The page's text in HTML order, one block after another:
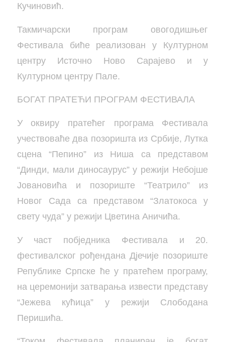
Кучиновић.
Такмичарски програм овогодишњег
Фестивала биће реализован у Културном
центру Источно Ново Сарајево и у
Културном центру Пале.
БОГАТ ПРАТЕЋИ ПРОГРАМ ФЕСТИВАЛА
У оквиру пратећег програма Фестивала
учествоваће два позоришта из Србије, Лутка
сцена “Пепино” из Ниша са представом
“Динди, мали диносаурус” у режији Небојше
Јовановића и позориште “Театрило” из
Новог Сада са представом “Златокоса у
свету чуда” у режији Цветина Аничића.
У част побједника Фестивала и 20.
фестивалског рођендана Дјечије позориште
Републике Српске ће у пратећем програму,
на церемонији затварања извести представу
“Јежева кућица” у режији Слободана
Перишића.